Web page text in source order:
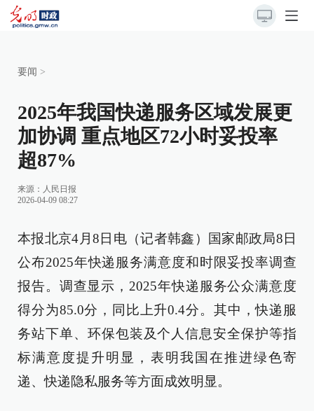
要闻 >
2025年我国快递服务区域发展更
加协调 重点地区72小时妥投率
超87%
来源： 人民日报
2026-04-09 08:27
本报北京4月8日电（记者韩鑫）国家邮政局8日
公布2025年快递服务满意度和时限妥投率调查
报告。调查显示，2025年快递服务公众满意度
得分为85.0分，同比上升0.4分。其中，快递服
务站下单、环保包装及个人信息安全保护等指
标满意度提升明显，表明我国在推进绿色寄
递、快递隐私服务等方面成效明显。